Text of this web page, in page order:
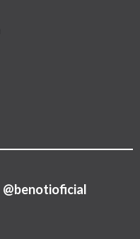
@benotioficial